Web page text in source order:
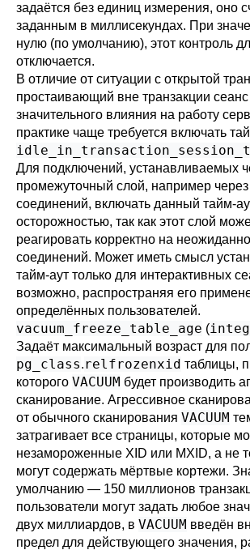
задаётся без единиц измерения, оно
заданным в миллисекундах. При
нулю (по умолчанию), этот контроль
отключается.
В отличие от ситуации с открытой
простаивающий вне транзакции
значительного влияния на работу
практике чаще требуется включать
Для подключений, устанавливаемых
промежуточный слой, например
соединений, включать данный тайм-
осторожностью, так как этот слой
реагировать корректно на
соединений. Может иметь смысл
тайм-аут только для интерактивных
возможно, распространяя его
определённых пользователей.
vacuum_freeze_table_age (
Задаёт максимальный возраст для
pg_class.relfrozenxid таблицы,
которого VACUUM будет производить
сканирование. Агрессивное
от обычного сканирования VACUUM
затрагивает все страницы, которые
незамороженные XID или MXID, а не
могут содержать мёртвые кортежи.
умолчанию — 150 миллионов
пользователи могут задать любое
двух миллиардов, в VACUUM введён
предел для действующего значения,